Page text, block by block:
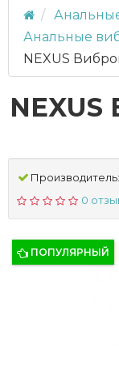
Анальные
NEXUS
NEXUS
Производитель:
0
ПОПУЛЯРНЫЙ